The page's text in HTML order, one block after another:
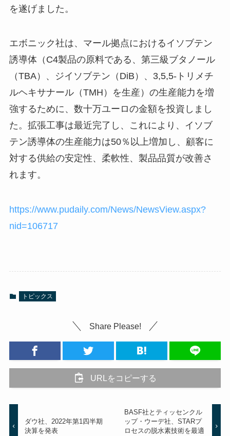
を遂げました。
エボニック社は、マール拠点におけるイソブテン
誘導体（C4製品の原料である、第三級ブタノール
（TBA）、ジイソブテン（DiB）、3,5,5-トリメチ
ルヘキサナール（TMH）を生産）の生産能力を増
強するために、数十万ユーロの金額を投資しまし
た。拡張工事は最近完了し、これにより、イソブ
テン誘導体の生産能力は50％以上増加し、顧客に
対する供給の安定性、柔軟性、製品品質が改善さ
れます。
https://www.pudaily.com/News/NewsView.aspx?
nid=106717
トピックス
Share Please!
URLをコピーする
ダウ社、2022年第1四半期
決算を発表
BASF社とティッセンクル
ップ・ウーデ社、STARプ
ロセスの脱水素技術を最適